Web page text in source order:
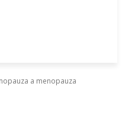
a menopauza